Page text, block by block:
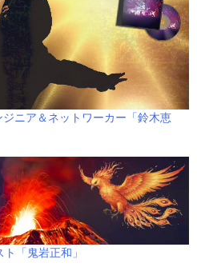
ニア＆ネットワーカー「鈴木恵
「鬼岩正和」